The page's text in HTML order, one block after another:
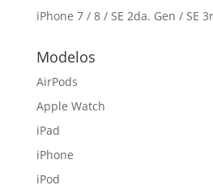
iPhone 7 / 8 / SE 2da. Gen / SE
Modelos
AirPods
Apple Watch
iPad
iPhone
iPod